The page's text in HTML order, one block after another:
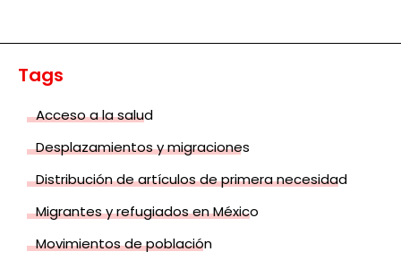
Tags
Acceso a la salud
Desplazamientos y migraciones
Distribución de artículos de primera necesidad
Migrantes y refugiados en México
Movimientos de población